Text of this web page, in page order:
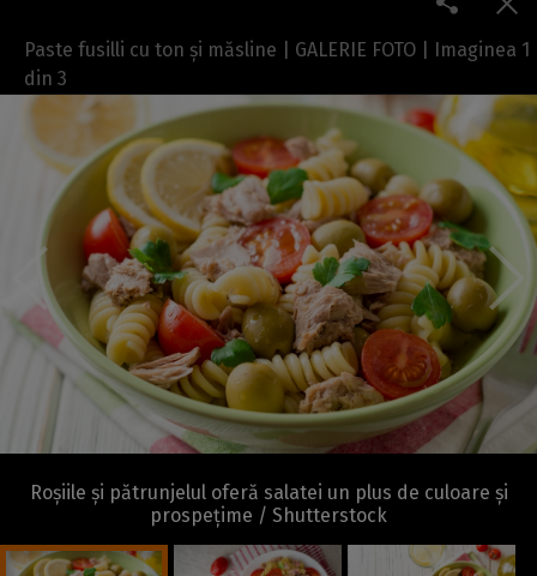
Paste fusilli cu ton și măsline | GALERIE FOTO | Imaginea 1
din 3
Roșiile și pătrunjelul oferă salatei un plus de culoare și
prospețime / Shutterstock